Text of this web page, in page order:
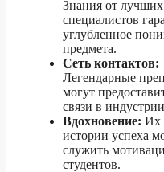
Знания от лучших
специалистов
углубленное
предмета.
Сеть контактов:
Легендарные
могут
связи в
Вдохновение: Их
истории успеха
служить
студентов.